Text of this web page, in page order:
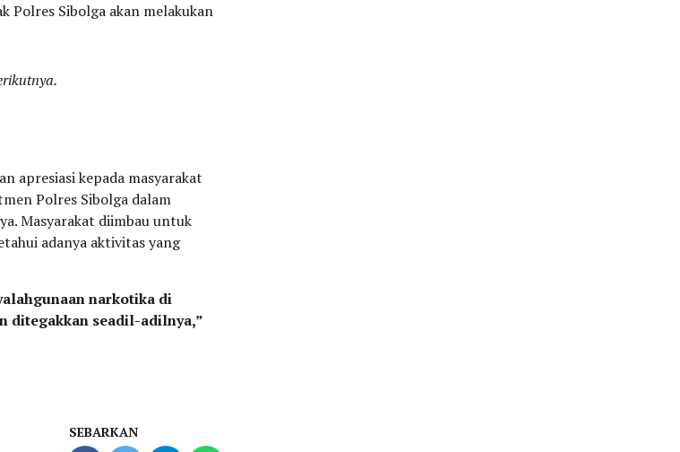
Polres Sibolga akan melakukan
apresiasi kepada masyarakat
Polres Sibolga dalam
Masyarakat diimbau untuk
adanya aktivitas yang
narkotika di
ditegakkan seadil-adilnya,”
SEBARKAN